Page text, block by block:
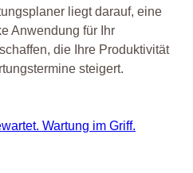
liegt darauf, eine
Anwendung für Ihr
die Ihre Produktivität
steigert.
Wartung im Griff.